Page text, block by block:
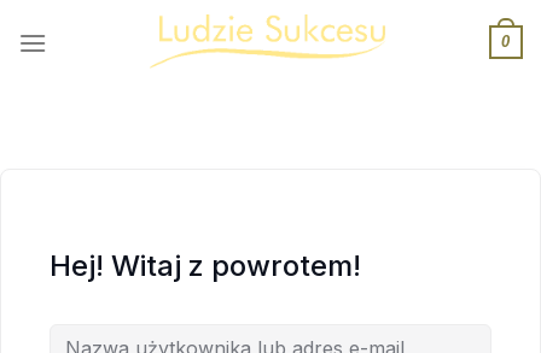
0
Hej! Witaj z powrotem!